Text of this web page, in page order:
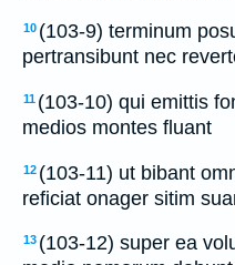
10 (103-9) terminum
pertransibunt nec
11 (103-10) qui emittis
medios montes fluant
12 (103-11) ut bibant
reficiat onager sitim
13 (103-12) super ea